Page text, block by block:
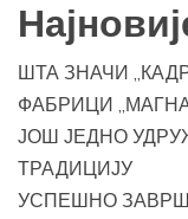
ШТА ЗНАЧИ
ФАБРИЦИ
ЈОШ ЈЕДНО
ТРАДИЦИЈУ
УСПЕШНО